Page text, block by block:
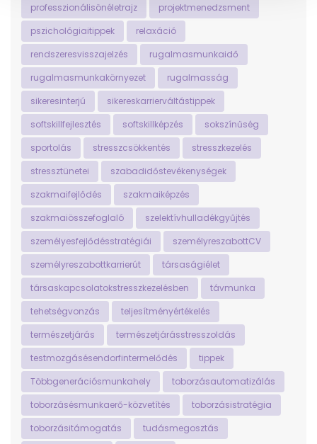
professzionálisönéletrajz
projektmenedzsment
pszichológiaitippek
relaxáció
rendszeresvisszajelzés
rugalmasmunkaidő
rugalmasmunkakörnyezet
rugalmasság
sikeresinterjú
sikereskarrierváltástippek
softskillfejlesztés
softskillképzés
sokszínűség
sportolás
stresszcsökkentés
stresszkezelés
stressztünetei
szabadidőstevékenységek
szakmaifejlődés
szakmaiképzés
szakmaiösszefoglaló
szelektívhulladékgyűjtés
személyesfejlődésstratégiái
személyreszabottCV
személyreszabottkarrierút
társaságiélet
társaskapcsolatokstresszkezelésben
távmunka
tehetségvonzás
teljesítményértékelés
természetjárás
természetjárásstresszoldás
testmozgásésendorfintermelődés
tippek
Többgenerációsmunkahely
toborzásautomatizálás
toborzásésmunkaerő-közvetítés
toborzásistratégia
toborzásitámogatás
tudásmegosztás